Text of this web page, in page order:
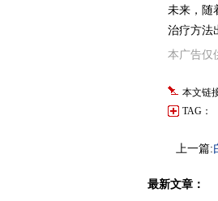
未来，随
治疗方法
本广告仅
本文链
TAG：
上一篇:
最新文章：